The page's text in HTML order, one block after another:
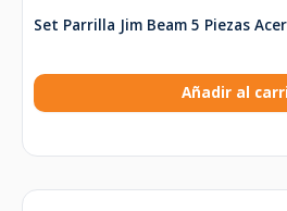
Set Parrilla Jim Beam 5 Piezas
Añadir al